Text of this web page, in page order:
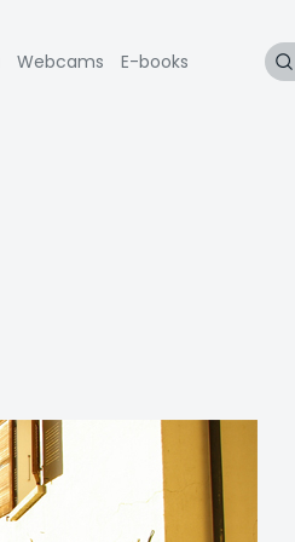
Webcams E-books